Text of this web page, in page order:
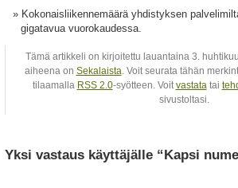
Kokonaisliikennemäärä yhdistyksen
gigatavua vuorokaudessa.
Tämä artikkeli on kirjoitettu lauantaina 3.
aiheena on Sekalaista. Voit seurata tähän
tilaamalla RSS 2.0-syötteen. Voitvastatatai
sivustoltasi.
Yksi vastaus käyttäjälle “Kapsi